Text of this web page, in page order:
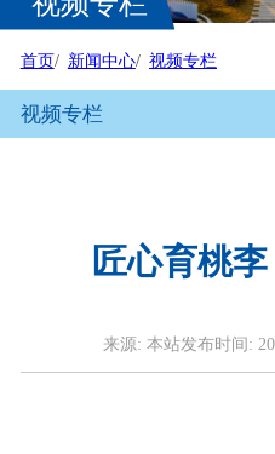
首页 新闻中心 视频专栏
视频专栏
匠心育桃
来源: 本站发布时间: